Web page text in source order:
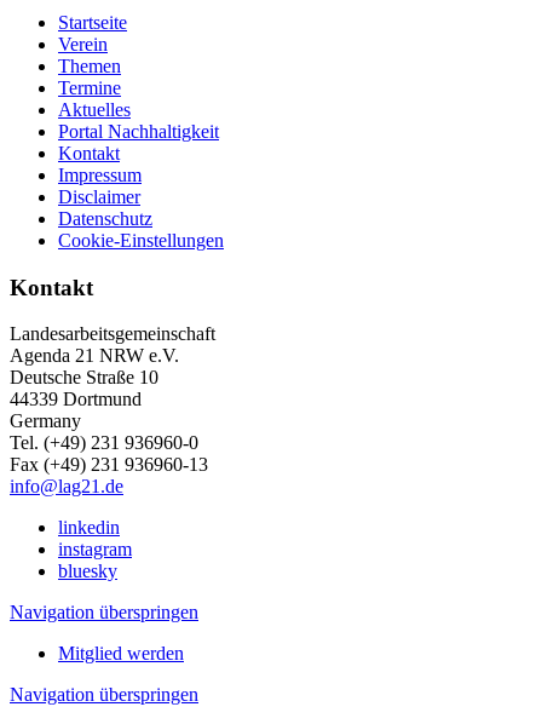
Startseite
Verein
Themen
Termine
Aktuelles
Portal Nachhaltigkeit
Kontakt
Impressum
Disclaimer
Datenschutz
Cookie-Einstellungen
Kontakt
Landesarbeitsgemeinschaft
Agenda 21 NRW e.V.
Deutsche Straße 10
44339 Dortmund
Germany
Tel. (+49) 231 936960-0
Fax (+49) 231 936960-13
info@lag21.de
linkedin
instagram
bluesky
Navigation überspringen
Mitglied werden
Navigation überspringen